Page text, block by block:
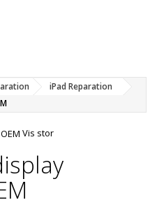
iPad Reparation
Vis stor